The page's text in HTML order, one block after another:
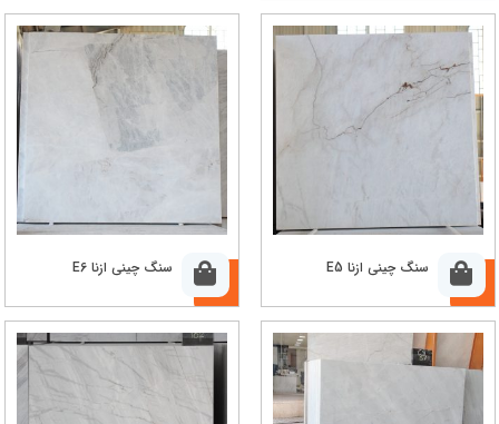
سنگ چینی ازنا E5 سنگ چینی ازنا E6